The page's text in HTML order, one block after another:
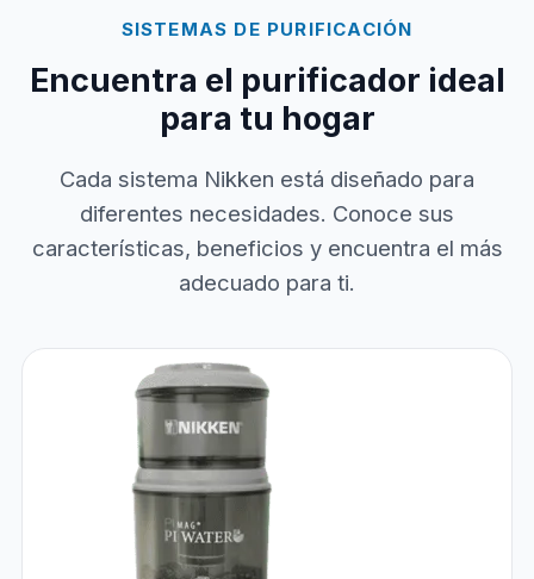
SISTEMAS DE PURIFICACIÓN
Encuentra el purificador ideal
para tu hogar
Cada sistema Nikken está diseñado para
diferentes necesidades. Conoce sus
características, beneficios y encuentra el más
adecuado para ti.